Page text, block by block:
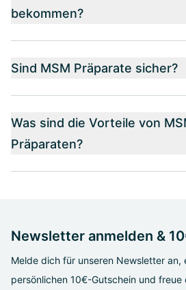
bekommen?
Sind MSM Präparate sicher?
Was sind die Vorteile von
Präparaten?
Newsletter anmelden &
Melde dich für unseren Newsletter an,
persönlichen 10€-Gutschein und